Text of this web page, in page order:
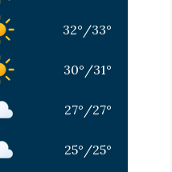
32°/33°
30°/31°
27°/27°
25°/25°